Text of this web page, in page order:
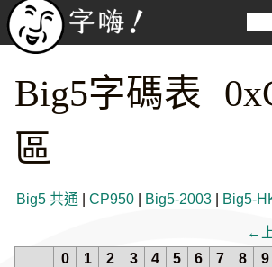
Big5字碼表
區
Big5 共通 CP950 Big5-2003 Big5-
←
0
1 2 3 4 5 6 7 8 9